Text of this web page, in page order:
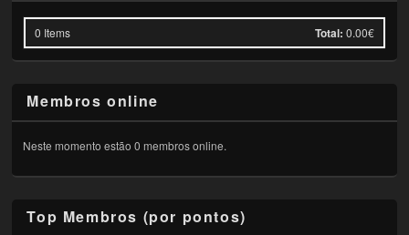
0 Items Total: 0.00€
Membros online
Neste momento estão 0 membros online.
Top Membros (por pontos)